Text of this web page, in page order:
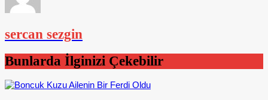
sercan sezgin
Bunlarda İlginizi Çekebilir